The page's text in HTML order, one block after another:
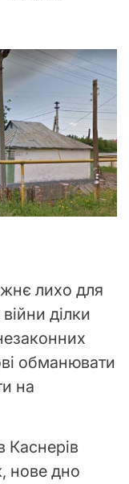
лихо для
ділки
обманювати
на
Каснерів
нове дно